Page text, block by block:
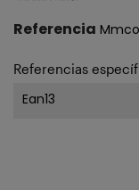
Referencia
Referencias
Ean13